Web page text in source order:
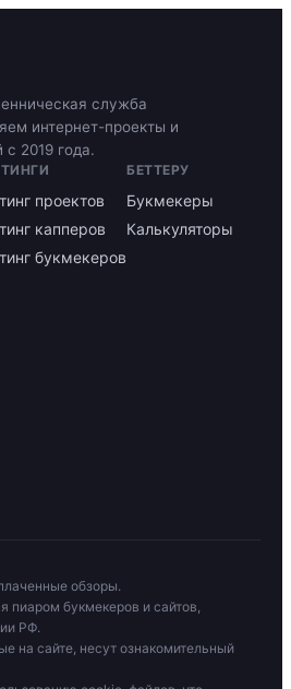
служба
интернет-проекты и
2019 года.
проектов
капперов
букмекеров
БЕТТЕРУ
Букмекеры
Калькуляторы
обзоры.
пиаром букмекеров и сайтов,
РФ.
на сайте, несут ознакомительный